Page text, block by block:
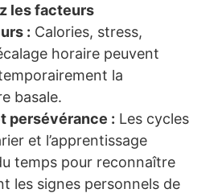
les facteurs
: Calories, stress,
horaire peuvent
la
basale.
persévérance : Les cycles
et l’apprentissage
temps pour reconnaître
les signes personnels de